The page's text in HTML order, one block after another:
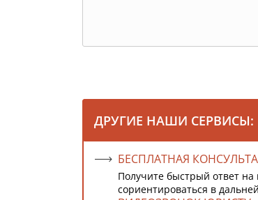
ДРУГИЕ НАШИ СЕРВИСЫ:
БЕСПЛАТНАЯ
Получите быстрый ответ
сориентироваться в